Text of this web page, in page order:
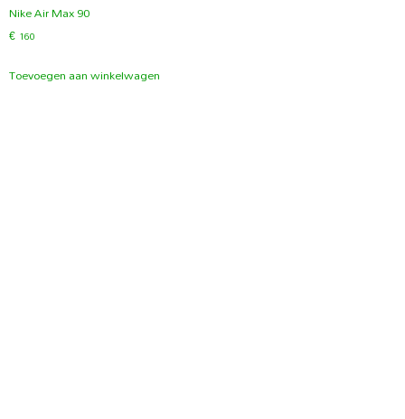
Nike Air Max 90
€ 160
Toevoegen aan winkelwagen